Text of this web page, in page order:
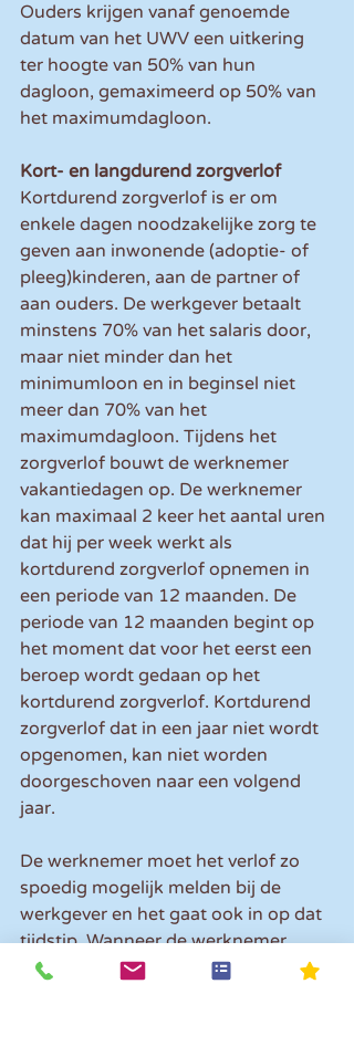
Ouders krijgen vanaf genoemde
datum van het UWV een uitkering
ter hoogte van 50% van hun
dagloon, gemaximeerd op 50% van
het maximumdagloon.
Kort- en langdurend zorgverlof
Kortdurend zorgverlof is er om
enkele dagen noodzakelijke zorg te
geven aan inwonende (adoptie- of
pleeg)kinderen, aan de partner of
aan ouders. De werkgever betaalt
minstens 70% van het salaris door,
maar niet minder dan het
minimumloon en in beginsel niet
meer dan 70% van het
maximumdagloon. Tijdens het
zorgverlof bouwt de werknemer
vakantiedagen op. De werknemer
kan maximaal 2 keer het aantal uren
dat hij per week werkt als
kortdurend zorgverlof opnemen in
een periode van 12 maanden. De
periode van 12 maanden begint op
het moment dat voor het eerst een
beroep wordt gedaan op het
kortdurend zorgverlof. Kortdurend
zorgverlof dat in een jaar niet wordt
opgenomen, kan niet worden
doorgeschoven naar een volgend
jaar.
De werknemer moet het verlof zo
spoedig mogelijk melden bij de
werkgever en het gaat ook in op dat
tijdstip. Wanneer de werknemer
door de omstandigheden niet in de